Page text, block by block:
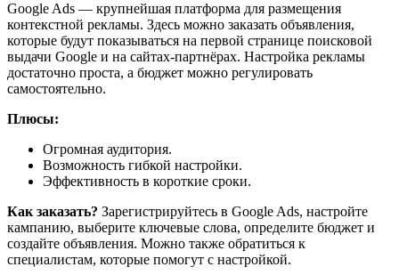
Google Ads — крупнейшая платформа для размещения
контекстной рекламы. Здесь можно заказать объявления,
которые будут показываться на первой странице поисковой
выдачи Google и на сайтах-партнёрах. Настройка рекламы
достаточно проста, а бюджет можно регулировать
самостоятельно.
Плюсы:
Огромная аудитория.
Возможность гибкой настройки.
Эффективность в короткие сроки.
Как заказать? Зарегистрируйтесь в Google Ads, настройте
кампанию, выберите ключевые слова, определите бюджет и
создайте объявления. Можно также обратиться к
специалистам, которые помогут с настройкой.